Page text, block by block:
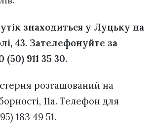
знаходиться у Луцьку на
43. Зателефонуйте за
911 35 30.
розташований на
11а. Телефон для
183 49 51.